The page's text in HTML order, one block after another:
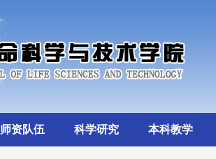
师资队伍 科学研究 本科教学